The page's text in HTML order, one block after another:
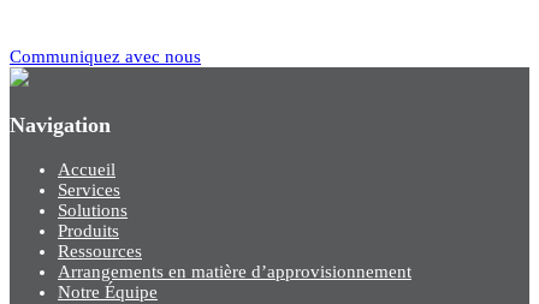
Communiquez avec nous
Navigation
Accueil
Services
Solutions
Produits
Ressources
Arrangements en matière d’approvisionnement
Notre Équipe